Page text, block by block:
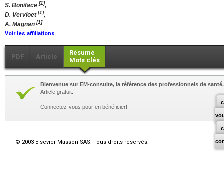
S. Boniface [1],
D. Vervloet[1],
A. Magnan [1]
Voir les affiliations
PDF Article
Résumé
Mots clés
Bienvenue sur EM-consulte, la référence des professionnels de santé.
Article gratuit.
Connectez-vous pour en bénéficier!
© 2003 Elsevier Masson SAS. Tous droits réservés.